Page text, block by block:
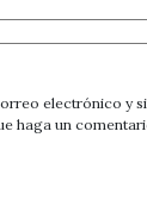
electrónico y
haga un